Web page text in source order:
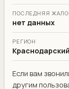
ПОСЛЕДНЯЯ
нет данных
РЕГИОН
Если вам
другим